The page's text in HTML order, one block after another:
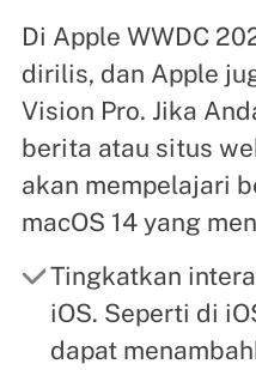
Di Apple WWDC
dirilis, dan Apple
Vision Pro. Jika
berita atau situs
akan mempelajari
macOS 14 yang
Tingkatkan
iOS. Seperti di
dapat